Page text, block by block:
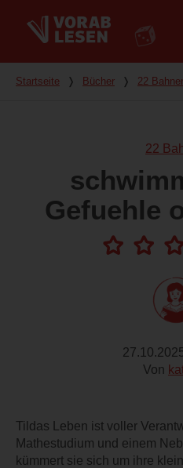
Du bist hier
Startseite ❭ Bücher ❭ 22
22
Gefuehle
Von
Tildas Leben ist voller
Mathestudium und einem
kümmert sie sich um ihre